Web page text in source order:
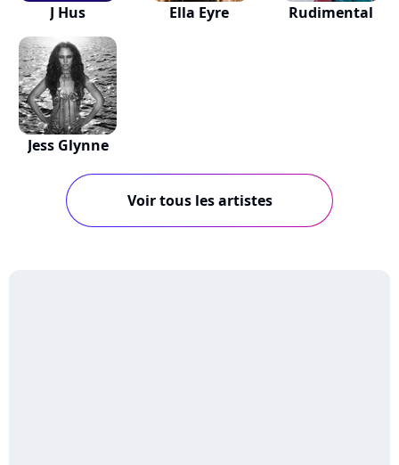
J Hus Ella Eyre Rudimental
Jess Glynne
Voir tous les artistes